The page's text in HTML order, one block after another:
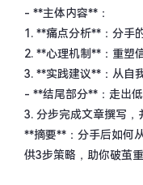
- **主体内容** ：
1. **痛点分析** ：分手
2. **心理机制** ：重塑
3. **实践建议** ：从自
- **结尾部分** ：走出
3. 分步完成文章撰写，
**摘要** ：分手后如何
供3步策略，助你破茧